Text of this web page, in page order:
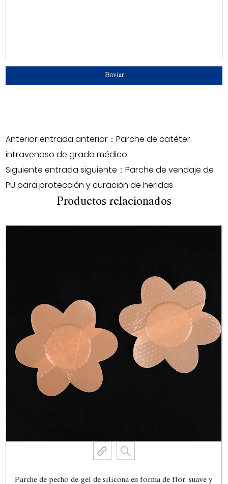
Anterior entrada anterior：Parche de catéter
intravenoso de grado médico
Siguiente entrada siguiente：Parche de vendaje de
PU para protección y curación de heridas
Productos relacionados
Parche de pecho de gel de silicona en forma de flor, suave y